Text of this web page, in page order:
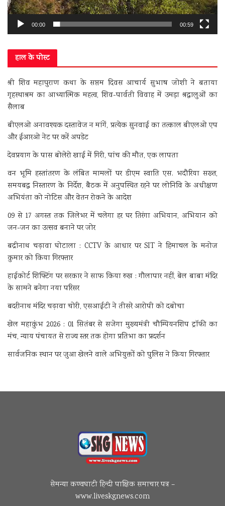
00:00 00:59
हाल के पोस्ट
श्री शिव महापुराण कथा के सप्तम दिवस आचार्य सुभाष जोशी ने बताया
गृहस्थाश्रम का आध्यात्मिक महत्व, शिव-पार्वती विवाह में उमड़ा श्रद्धालुओं का
सैलाब
बीएलओ अनावश्यक दस्तावेज न मांगें, प्रत्येक सुनवाई का तत्काल बीएलओ एप
और ईआरओ नेट पर करें अपडेट
देवप्रयाग के पास बोलेरो खाई में गिरी, पांच की मौत, एक लापता
वन भूमि हस्तांतरण के लंबित मामलों पर डीएम स्वाति एस. भदौरिया सख्त,
समयबद्ध निस्तारण के निर्देश, बैठक में अनुपस्थित रहने पर लोनिवि के अधीक्षण
अभियंता को नोटिस और वेतन रोकने के आदेश
09 से 17 अगस्त तक जिलेभर में चलेगा हर घर तिरंगा अभियान, अभियान को
जन-जन का उत्सव बनाने पर जोर
बद्रीनाथ चढ़ावा घोटाला : CCTV के आधार पर SIT ने हिमाचल के मनोज
कुमार को किया गिरफ्तार
हाईकोर्ट शिफ्टिंग पर सरकार ने साफ किया रुख : गौलापार नहीं, बेल बाबा मंदिर
के सामने बनेगा नया परिसर
बदरीनाथ मंदिर चढ़ावा चोरी, एसआईटी ने तीसरे आरोपी को दबोचा
खेल महाकुंभ 2026 : 01 सितंबर से सजेगा मुख्यमंत्री चौम्पियनशिप ट्रॉफी का
मंच, न्याय पंचायत से राज्य स्तर तक होगा प्रतिभा का प्रदर्शन
सार्वजनिक स्थान पर जुआ खेलने वाले अभियुक्तों को पुलिस ने किया गिरफ्तार
सेमन्या कण्वघाटी हिन्दी पाक्षिक समाचार पत्र –
www.liveskgnews.com